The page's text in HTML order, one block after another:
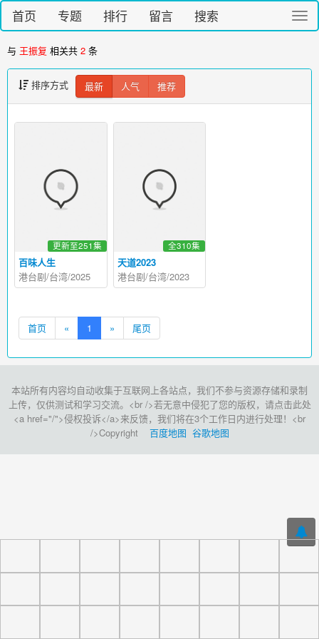
切
换
首页 专题 排行 留言 搜索
与 王振复 相关共 2 条
排序方式 最新 人气 推荐
百味人生
更新至251集
港台剧/台湾/2025
天道2023
全310集
港台剧/台湾/2023
首页 « 1 » 尾页
本站所有内容均自动收集于互联网上各站点，我们不参与资源存储和录制
上传，仅供测试和学习交流。<br />若无意中侵犯了您的版权，请点击此处
<a href="/">侵权投诉</a>来反馈，我们将在3个工作日内进行处理！<br
/>Copyright 百度地图 谷歌地图